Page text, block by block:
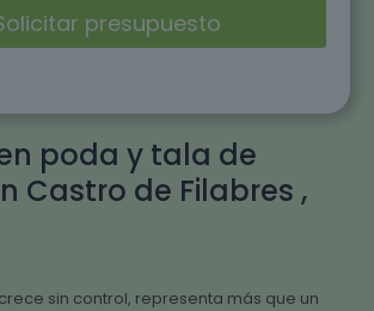
poda y tala de
Castro de Filabres ,
sin control, representa más que un